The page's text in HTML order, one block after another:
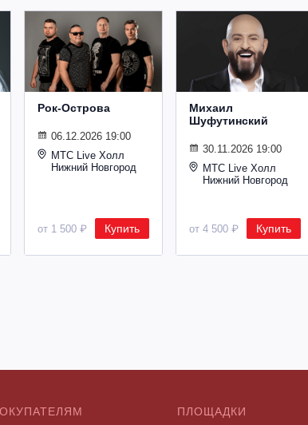
Рок-Острова
06.12.2026 19:00
МТС Live Холл
Нижний Новгород
от 1 500 ₽ Купить
Михаил
Шуфутинский
30.11.2026 19:00
МТС Live Холл
Нижний Новгород
от 4 500 ₽ Купить
ПЛОЩАДКИ